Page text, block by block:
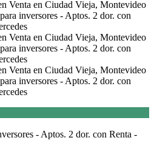
- Aptos. 2 dor. con Renta -